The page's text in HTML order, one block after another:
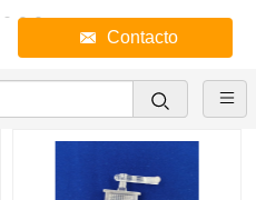
Contacto